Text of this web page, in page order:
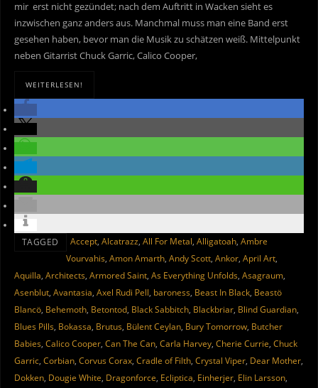
mir erst nicht gezündet; nach dem Auftritt in Wacken sieht es
inzwischen ganz anders aus. Manchmal muss man eine Band erst
gesehen haben, bevor man die Musik zu schätzen weiß. Mittelpunkt
neben Gitarrist Chuck Garric, Calico Cooper,
WEITERLESEN!
TAGGED Accept, Alcatrazz, All For Metal, Alligatoah, Ambre
Vourvahis, Amon Amarth, Andy Scott, Ankor, April Art,
Aquilla, Architects, Armored Saint, As Everything Unfolds, Asagraum,
Asenblut, Avantasia, Axel Rudi Pell, baroness, Beast In Black, Beastö
Blancö, Behemoth, Betontod, Black Sabbitch, Blackbriar, Blind Guardian,
Blues Pills, Bokassa, Brutus, Bülent Ceylan, Bury Tomorrow, Butcher
Babies, Calico Cooper, Can The Can, Carla Harvey, Cherie Currie, Chuck
Garric, Corbian, Corvus Corax, Cradle of Filth, Crystal Viper, Dear Mother,
Dokken, Dougie White, Dragonforce, Ecliptica, Einherjer, Elin Larsson,